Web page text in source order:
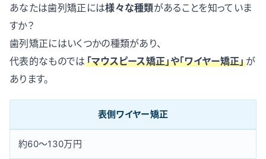
あなたは歯列矯正には様々な種類があることを知っていま
すか？
歯列矯正にはいくつかの種類があり、
代表的なものでは「マウスピース矯正」や「ワイヤー矯正」が
あります。
表側ワイヤー矯正
約60〜130万円